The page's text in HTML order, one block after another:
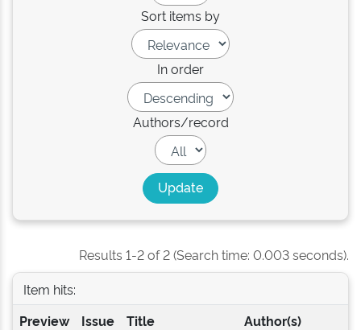
Sort items by
In order
Authors/record
Results 1-2 of 2 (Search time: 0.003 seconds).
Item hits:
Preview
Issue
Title Author(s)